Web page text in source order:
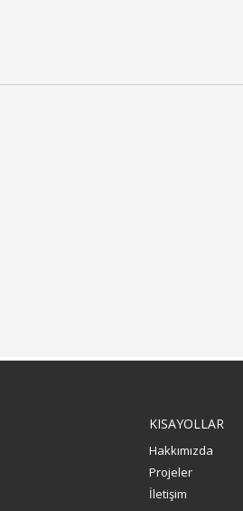
KISAYOLLAR
Hakkımızda
Projeler
İletişim